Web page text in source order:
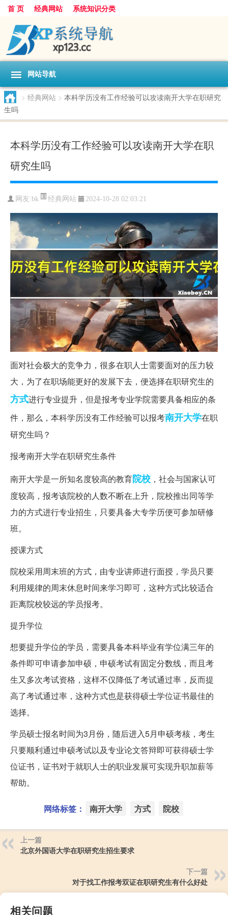
首 页 经典网站 系统知识分类
网站导航
> 经典网站 > 本科学历没有工作经验可以攻读南开大学在职研究
生吗
本科学历没有工作经验可以攻读南开大学在职
研究生吗
网友:bk 经典网站 2024-10-28 02:03:21
面对社会极大的竞争力，很多在职人士需要面对的压力较
大，为了在职场能更好的发展下去，便选择在职研究生的
方式进行专业提升，但是报考专业学院需要具备相应的条
件，那么，本科学历没有工作经验可以报考南开大学在职
研究生吗？
报考南开大学在职研究生条件
南开大学是一所知名度较高的教育院校 ，社会与国家认可
度较高，报考该院校的人数不断在上升，院校推出同等学
力的方式进行专业招生，只要具备大专学历便可参加研修
班。
授课方式
院校采用周末班的方式，由专业讲师进行面授，学员只要
利用规律的周末休息时间来学习即可，这种方式比较适合
距离院校较远的学员报考。
提升学位
想要提升学位的学员，需要具备本科毕业有学位满三年的
条件即可申请参加申硕，申硕考试有固定分数线，而且考
生又多次考试资格，这样不仅降低了考试通过率，反而提
高了考试通过率，这种方式也是获得硕士学位证书最佳的
选择。
学员硕士报名时间为3月份，随后进入5月申硕考核，考生
只要顺利通过申硕考试以及专业论文答辩即可获得硕士学
位证书，证书对于就职人士的职业发展可实现升职加薪等
帮助。
网络标签： 南开大学 方式 院校
上一篇
北京外国语大学在职研究生招生要求
下一篇
对于找工作报考双证在职研究生有什么好处
相关问题